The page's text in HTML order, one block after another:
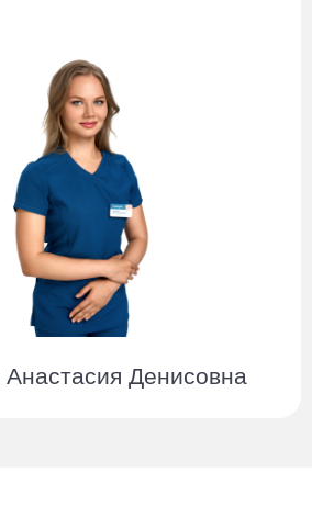
Анастасия Денисовна